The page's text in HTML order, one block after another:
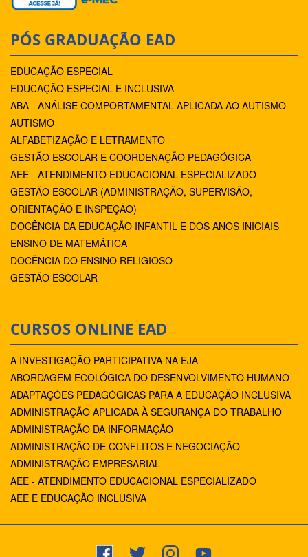
PÓS GRADUAÇÃO EAD
EDUCAÇÃO ESPECIAL
EDUCAÇÃO ESPECIAL E INCLUSIVA
ABA - ANÁLISE COMPORTAMENTAL APLICADA AO AUTISMO
AUTISMO
ALFABETIZAÇÃO E LETRAMENTO
GESTÃO ESCOLAR E COORDENAÇÃO PEDAGÓGICA
AEE - ATENDIMENTO EDUCACIONAL ESPECIALIZADO
GESTÃO ESCOLAR (ADMINISTRAÇÃO, SUPERVISÃO,
ORIENTAÇÃO E INSPEÇÃO)
DOCÊNCIA DA EDUCAÇÃO INFANTIL E DOS ANOS INICIAIS
ENSINO DE MATEMÁTICA
DOCÊNCIA DO ENSINO RELIGIOSO
GESTÃO ESCOLAR
CURSOS ONLINE EAD
A INVESTIGAÇÃO PARTICIPATIVA NA EJA
ABORDAGEM ECOLÓGICA DO DESENVOLVIMENTO HUMANO
ADAPTAÇÕES PEDAGÓGICAS PARA A EDUCAÇÃO INCLUSIVA
ADMINISTRAÇÃO APLICADA À SEGURANÇA DO TRABALHO
ADMINISTRAÇÃO DA INFORMAÇÃO
ADMINISTRAÇÃO DE CONFLITOS E NEGOCIAÇÃO
ADMINISTRAÇÃO EMPRESARIAL
AEE - ATENDIMENTO EDUCACIONAL ESPECIALIZADO
AEE E EDUCAÇÃO INCLUSIVA